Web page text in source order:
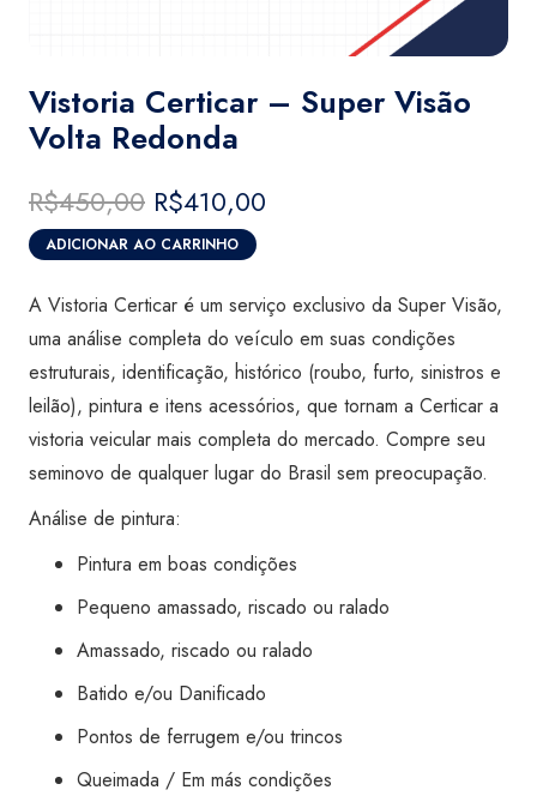
Vistoria Certicar – Super Visão
Volta Redonda
R$450,00 O
preço
original
era:
R$450,00.
R$410,00
é:
R$410,00.
Vistoria
Certicar
Super
Visão
Volta
Redonda
ADICIONAR AO CARRINHO
A Vistoria Certicar é um serviço exclusivo da Super Visão,
uma análise completa do veículo em suas condições
estruturais, identificação, histórico (roubo, furto, sinistros e
leilão), pintura e itens acessórios, que tornam a Certicar a
vistoria veicular mais completa do mercado. Compre seu
seminovo de qualquer lugar do Brasil sem preocupação.
Análise de pintura:
Pintura em boas condições
Pequeno amassado, riscado ou ralado
Amassado, riscado ou ralado
Batido e/ou Danificado
Pontos de ferrugem e/ou trincos
Queimada / Em más condições